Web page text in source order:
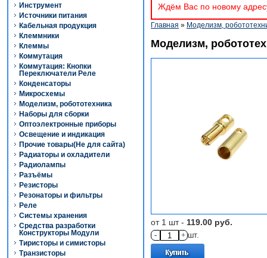
Инструмент
Источники питания
Кабельная продукция
Клеммники
Клеммы
Коммутация
Коммутация: Кнопки
Переключатели Реле
Конденсаторы
Микросхемы
Моделизм, робототехника
Наборы для сборки
Оптоэлектронные приборы
Освещение и индикация
Прочие товары(Не для сайта)
Радиаторы и охладители
Радиолампы
Разъёмы
Резисторы
Резонаторы и фильтры
Реле
Системы хранения
Средства разработки
Конструкторы Модули
Тиристоры и симисторы
Транзисторы
Ждём Вас по новому
Главная » Моделизм,
Моделизм,
от 1 шт - 119.00 руб.
- + шт.